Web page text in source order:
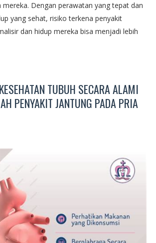
Dengan perawatan yang tepat dan
yang sehat, risiko terkena penyakit
dan hidup mereka bisa menjadi lebih
TUBUH SECARA ALAMI
PENYAKIT JANTUNG PADA PRIA